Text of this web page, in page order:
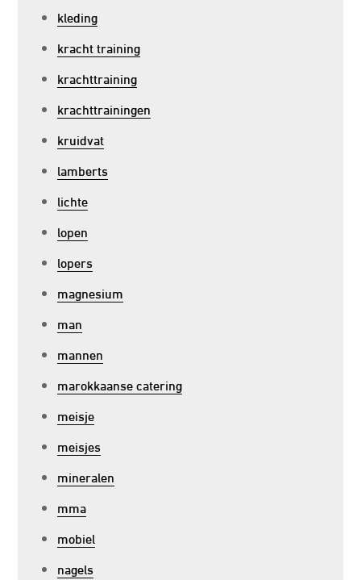
kleding
kracht training
krachttraining
krachttrainingen
kruidvat
lamberts
lichte
lopen
lopers
magnesium
man
mannen
marokkaanse catering
meisje
meisjes
mineralen
mma
mobiel
nagels